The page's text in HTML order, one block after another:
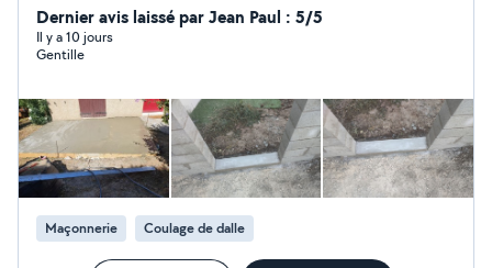
peinture intérieure et extérieure , jardinage ,
revêtement de sol , je suis maçon de métier , si je peut
vous aider pour divers travaux à effectuer hésiter pas a
Dernier avis laissé par Jean Paul : 5/5
Il y a 10 jours
Gentille
Maçonnerie Coulage de dalle